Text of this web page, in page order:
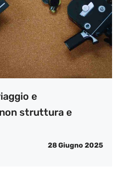
e
struttura e
28 Giugno 2025